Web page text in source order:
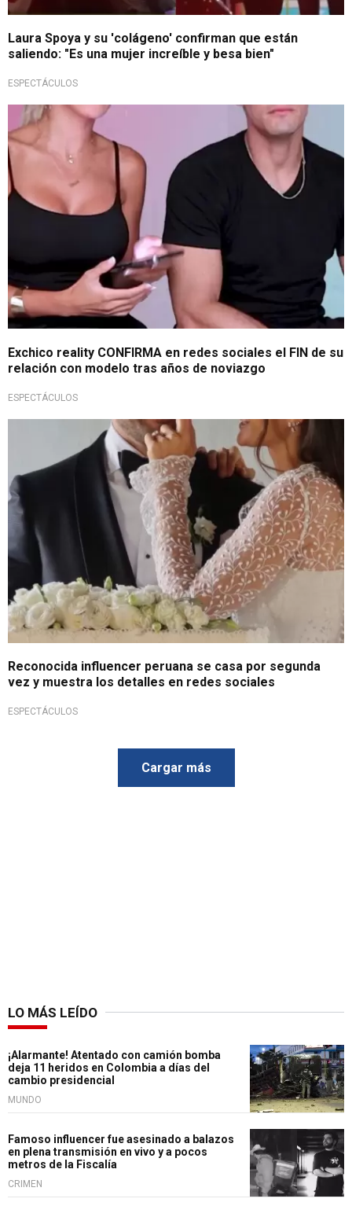
Laura Spoya y su 'colágeno' confirman que están
saliendo: "Es una mujer increíble y besa bien"
ESPECTÁCULOS
Fin de una etapa
Exchico reality CONFIRMA en redes sociales el FIN de su
relación con modelo tras años de noviazgo
ESPECTÁCULOS
Compartió la noticia con sus seguidores
Reconocida influencer peruana se casa por segunda
vez y muestra los detalles en redes sociales
ESPECTÁCULOS
Cargar más
LO MÁS LEÍDO
¡Alarmante! Atentado con camión bomba
deja 11 heridos en Colombia a días del
cambio presidencial
MUNDO
Famoso influencer fue asesinado a balazos
en plena transmisión en vivo y a pocos
metros de la Fiscalía
CRIMEN